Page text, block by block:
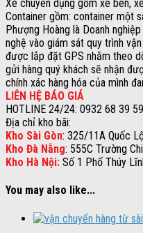
Xe chuyên dụng gồm xe ben,
Container gồm: container một
Phượng Hoàng là Doanh
nghệ vào giám sát quy trình
được lắp đặt GPS nhằm theo
gửi hàng quý khách sẽ nhận
chính xác hàng hóa của mình
LIÊN HỆ BÁO GIÁ
HOTLINE 24/24: 0932 68 39
Địa chỉ kho bãi:
Kho Sài Gòn: 325/11A Quốc
Kho Đà Nẵng: 555C Trường
Kho Hà Nội: Số 1 Phố Thúy
You may also like...